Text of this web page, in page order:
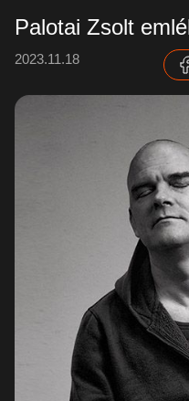
Palotai Zsolt
2023.11.18